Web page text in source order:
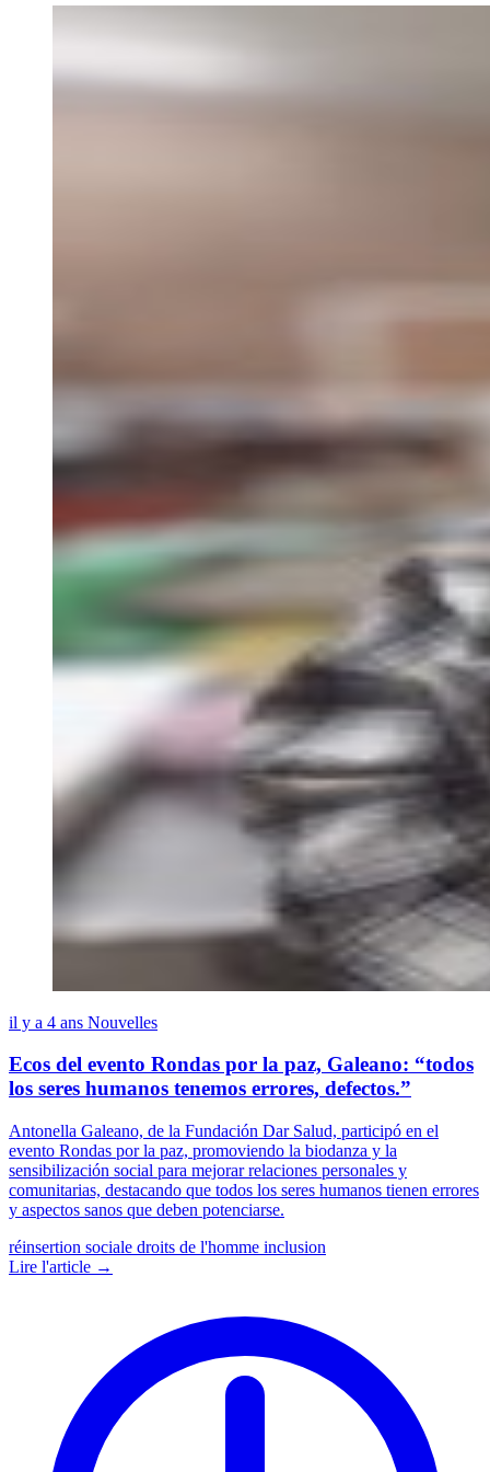
il y a 4 ans Nouvelles
Ecos del evento Rondas por la paz, Galeano: “todos
los seres humanos tenemos errores, defectos.”
Antonella Galeano, de la Fundación Dar Salud, participó en el
evento Rondas por la paz, promoviendo la biodanza y la
sensibilización social para mejorar relaciones personales y
comunitarias, destacando que todos los seres humanos tienen errores
y aspectos sanos que deben potenciarse.
réinsertion sociale droits de l'homme inclusion
Lire l'article →